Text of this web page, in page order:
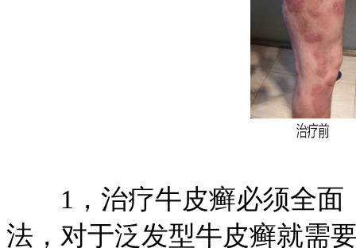
1，治疗牛皮癣必须全面
法，对于泛发型牛皮癣就需